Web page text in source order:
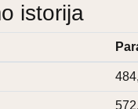
istorija